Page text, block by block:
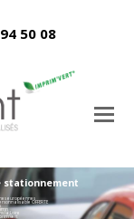
50 08
stationnement
européennes
OFFERTE
la Loire